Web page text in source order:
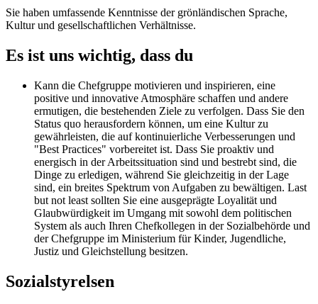
Sie haben umfassende Kenntnisse der grönländischen Sprache,
Kultur und gesellschaftlichen Verhältnisse.
Es ist uns wichtig, dass du
Kann die Chefgruppe motivieren und inspirieren, eine
positive und innovative Atmosphäre schaffen und andere
ermutigen, die bestehenden Ziele zu verfolgen. Dass Sie den
Status quo herausfordern können, um eine Kultur zu
gewährleisten, die auf kontinuierliche Verbesserungen und
"Best Practices" vorbereitet ist. Dass Sie proaktiv und
energisch in der Arbeitssituation sind und bestrebt sind, die
Dinge zu erledigen, während Sie gleichzeitig in der Lage
sind, ein breites Spektrum von Aufgaben zu bewältigen. Last
but not least sollten Sie eine ausgeprägte Loyalität und
Glaubwürdigkeit im Umgang mit sowohl dem politischen
System als auch Ihren Chefkollegen in der Sozialbehörde und
der Chefgruppe im Ministerium für Kinder, Jugendliche,
Justiz und Gleichstellung besitzen.
Sozialstyrelsen